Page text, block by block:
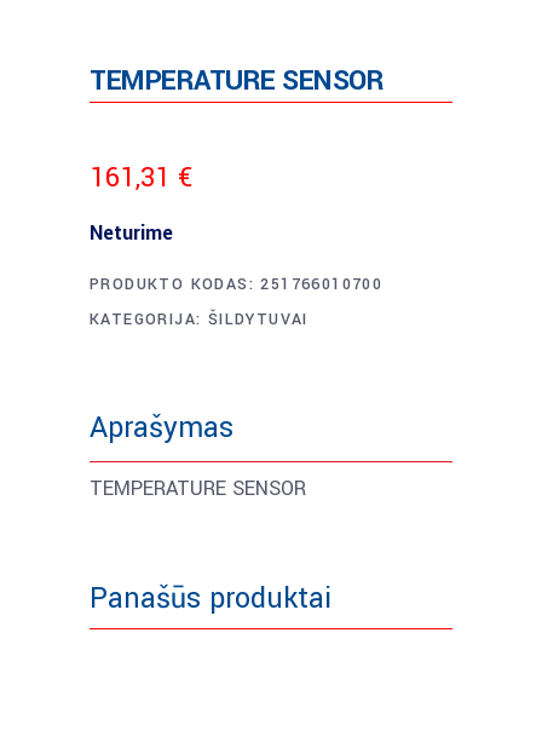
TEMPERATURE SENSOR
161,31 €
Neturime
PRODUKTO KODAS:251766010700
KATEGORIJA: ŠILDYTUVAI
Aprašymas
TEMPERATURE SENSOR
Panašūs produktai